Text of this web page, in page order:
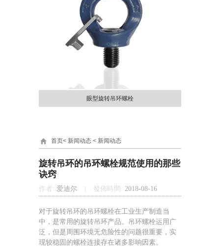
眼型旋转吊环螺栓
首页< 新闻动态 < 新闻动态
旋转吊环的吊环螺栓规范使用的那些
诀窍
作者: 爱迪尔 | 發佈時間: 2018-08-16
对于旋转吊环的吊环螺栓在工业生产制造当
中，是常用的旋转吊环产品。吊环螺栓运用广
泛，但是周围环境无危险性的问题很重要，实
现较稳固的螺栓连接存在诸多影响因素。